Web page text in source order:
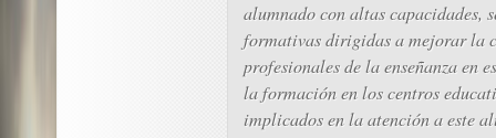
alumnado con altas capacidades,
formativas dirigidas a mejorar la
profesionales de la enseñanza en
la formación en los centros
implicados en la atención a este